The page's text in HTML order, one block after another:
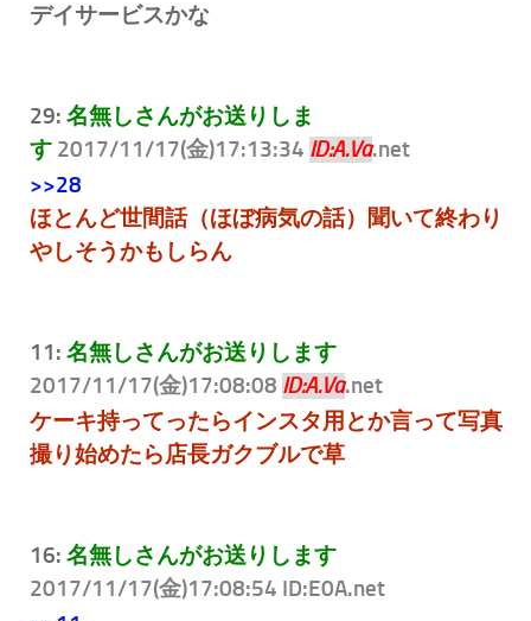
デイサービスかな
29: 名無しさんがお送りしま
す 2017/11/17(金)17:13:34 ID:A.Va.net
>>28
ほとんど世間話（ほぼ病気の話）聞いて終わり
やしそうかもしらん
11: 名無しさんがお送りします
2017/11/17(金)17:08:08 ID:A.Va.net
ケーキ持ってったらインスタ用とか言って写真
撮り始めたら店長ガクブルで草
16: 名無しさんがお送りします
2017/11/17(金)17:08:54 ID:E0A.net